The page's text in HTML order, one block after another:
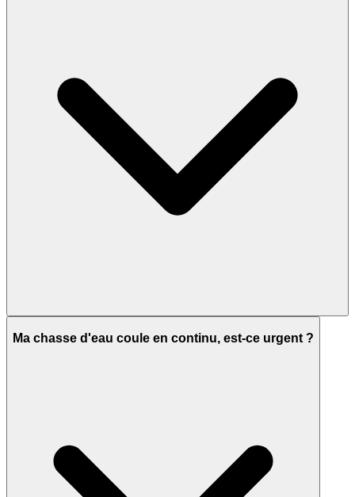
Ma chasse d'eau coule en continu, est-ce urgent ?